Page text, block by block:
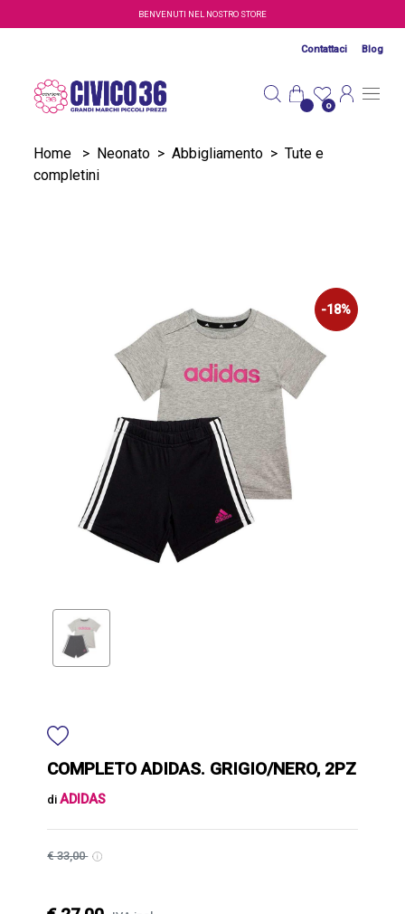
Salta al contenuto principaleBENVENUTI NEL NOSTRO STORE
Contattaci Blog
0
Home > Neonato > Abbigliamento > Tute e
completini
-18%
COMPLETO ADIDAS. GRIGIO/NERO, 2PZ
diADIDAS
€ 33,00